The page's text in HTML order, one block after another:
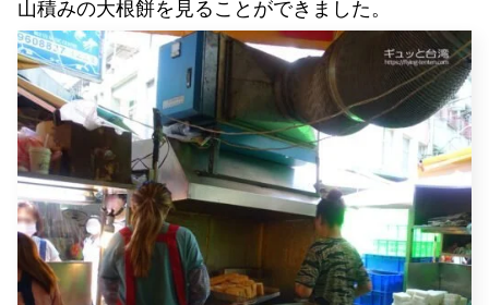
山積みの大根餅を見ることができました。